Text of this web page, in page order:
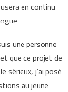
en continu
une personne
que ce projet de
sérieux, j’ai posé
au jeune